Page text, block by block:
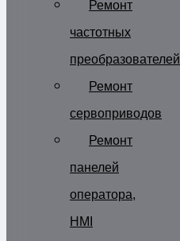
Ремонт
частотных
преобразователей
Ремонт
сервоприводов
Ремонт
панелей
оператора,
HMI